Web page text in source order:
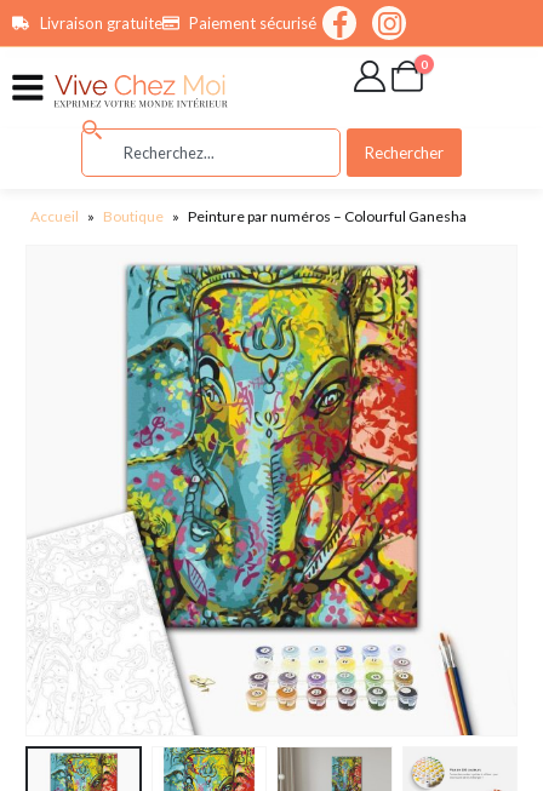
principalLivraison gratuite Paiement sécurisé
0
Rechercher
Accueil » Boutique » Peinture par numéros – Colourful Ganesha